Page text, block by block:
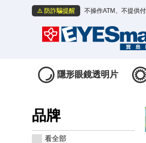
⚠️ 防詐騙提醒 不操作ATM、不提供
隱形眼鏡透明片
品牌
看全部